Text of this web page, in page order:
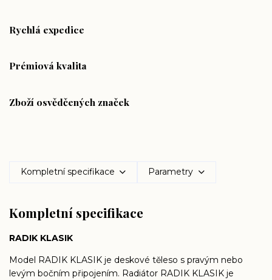
Rychlá expedice
Prémiová kvalita
Zboží osvědčených značek
Kompletní specifikace Parametry
Kompletní specifikace
RADIK KLASIK
Model RADIK KLASIK je deskové těleso s pravým nebo
levým bočním připojením. Radiátor RADIK KLASIK je